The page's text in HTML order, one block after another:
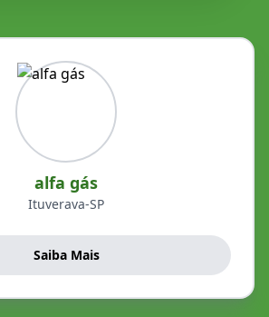
alfa gás
Ituverava-SP
Saiba Mais